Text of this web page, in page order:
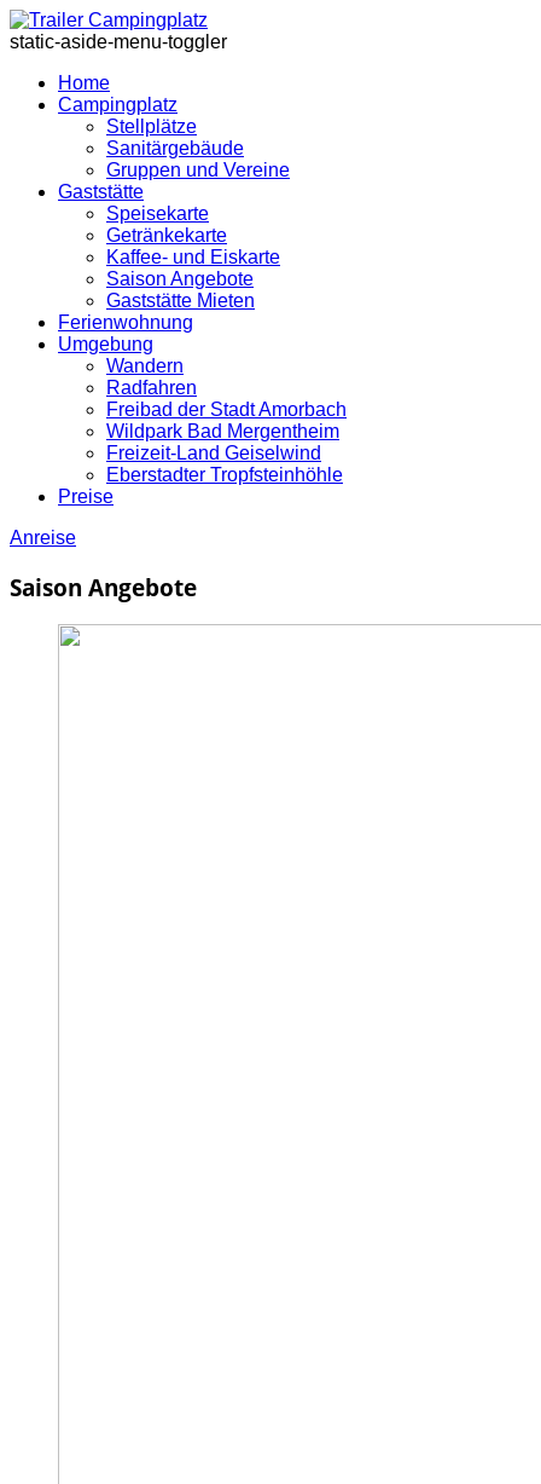
static-aside-menu-toggler
Home
Campingplatz
Stellplätze
Sanitärgebäude
Gruppen und Vereine
Gaststätte
Speisekarte
Getränkekarte
Kaffee- und Eiskarte
Saison Angebote
Gaststätte Mieten
Ferienwohnung
Umgebung
Wandern
Radfahren
Freibad der Stadt Amorbach
Wildpark Bad Mergentheim
Freizeit-Land Geiselwind
Eberstadter Tropfsteinhöhle
Preise
Anreise
Saison Angebote